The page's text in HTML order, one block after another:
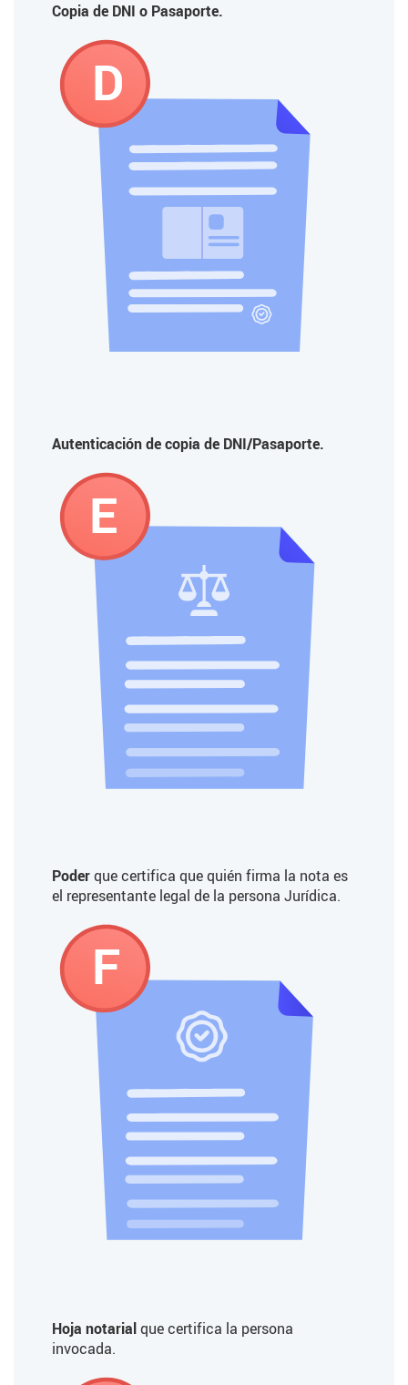
Copia de DNI o Pasaporte.
D
Autenticación de copia de DNI/Pasaporte.
E
Poderque certifica que quién firma la nota es
el representante legal de la persona Jurídica.
F
Hoja notarialque certifica la persona
invocada.